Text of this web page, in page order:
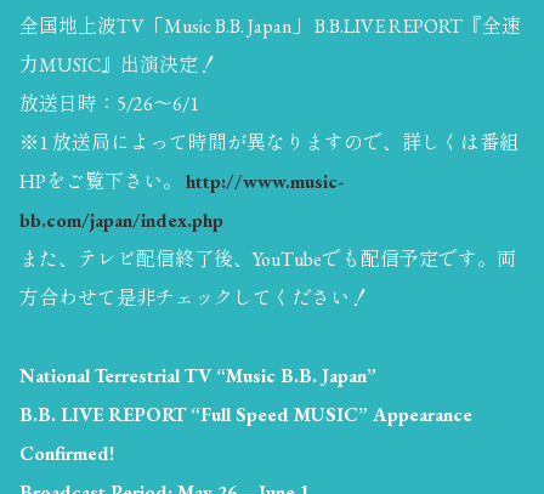
全国地上波TV「Music B.B. Japan」 B.B.LIVE REPORT『全速
力MUSIC』出演決定！
放送日時：5/26〜6/1
※1 放送局によって時間が異なりますので、詳しくは番組
HPをご覧下さい。 http://www.music-
bb.com/japan/index.php
また、テレビ配信終了後、YouTubeでも配信予定です。両
方合わせて是非チェックしてください！
National Terrestrial TV “Music B.B. Japan”
B.B. LIVE REPORT “Full Speed MUSIC” Appearance
Confirmed!